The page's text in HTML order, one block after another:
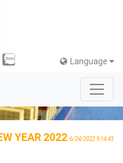
Language
YEAR 2022 6/24/2022 9:14:43